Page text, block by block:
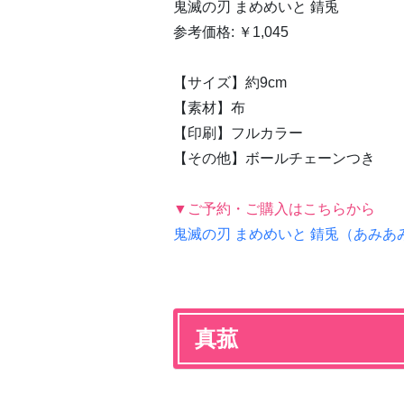
鬼滅の刃 まめめいと 錆兎
参考価格: ￥1,045
【サイズ】約9cm
【素材】布
【印刷】フルカラー
【その他】ボールチェーンつき
▼ご予約・ご購入はこちらから
鬼滅の刃 まめめいと 錆兎（あみあ
真菰